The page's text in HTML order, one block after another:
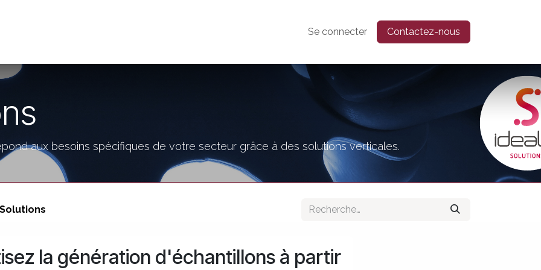
Se connecter Contactez-nous
aux besoins spécifiques de votre secteur grâce à des solutions verticales.
la génération d'échantillons à partir